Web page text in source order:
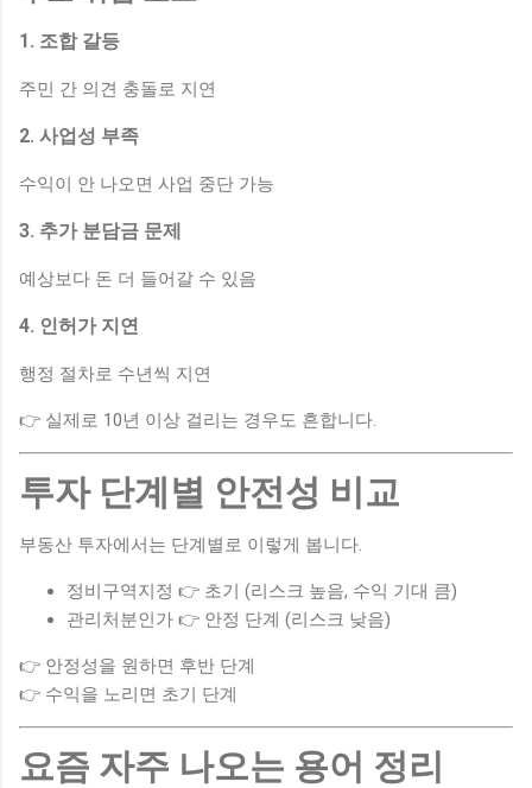
1. 조합 갈등
주민 간 의견 충돌로 지연
2. 사업성 부족
수익이 안 나오면 사업 중단 가능
3. 추가 분담금 문제
예상보다 돈 더 들어갈 수 있음
4. 인허가 지연
행정 절차로 수년씩 지연
👉 실제로 10년 이상 걸리는 경우도 흔합니다.
투자 단계별 안전성 비교
부동산 투자에서는 단계별로 이렇게 봅니다.
정비구역지정 👉 초기 (리스크 높음, 수익 기대 큼)
관리처분인가 👉 안정 단계 (리스크 낮음)
👉 안정성을 원하면 후반 단계
👉 수익을 노리면 초기 단계
요즘 자주 나오는 용어 정리